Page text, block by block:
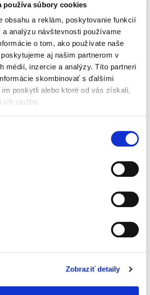
používa súbory cookies
obsahu a reklám, poskytovanie funkcií
analýzu návštevnosti používame
o tom, ako používate naše
aj našim partnerom v
médií, inzercie a analýzy. Títo partneri
skombinovať s ďalšími
poskytli alebo ktoré od vás získali,
ich služby.
Zobraziť detaily
s DPH
DPH
Obchodnému zákonníku
výnimočné spojenie vedeckej
ustanovení zákona s
výkladom, ktorého súčasťou je
judikatúra Ústavného súdu...
komentára k advokátskej tarife
odmenách a náhradách advokátov,